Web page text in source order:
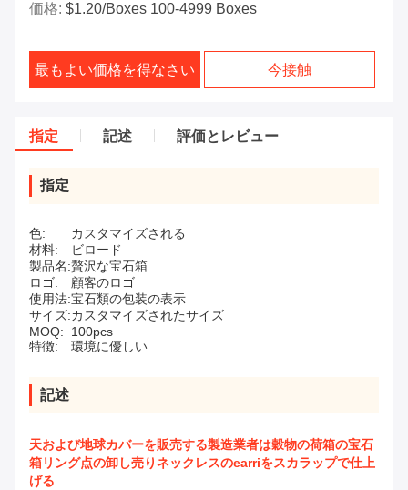
価格: $1.20/boxes 100-4999 Boxes
最もよい価格を得なさい 今接触
指定 記述 評価とレビュー
指定
色:
カスタマイズされる
材料:
ビロード
製品名:贅沢な宝石箱
ロゴ:
顧客のロゴ
使用法:宝石類の包装の表示
サイズ:カスタマイズされたサイズ
MOQ:
100pcs
特徴:
環境に優しい
記述
天および地球カバーを販売する製造業者は穀物の荷箱の宝石
箱リング点の卸し売りネックレスのearriをスカラップで仕上
げる